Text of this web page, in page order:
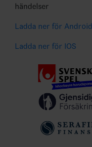
händelser
Ladda ner för Android
Ladda ner för IOS